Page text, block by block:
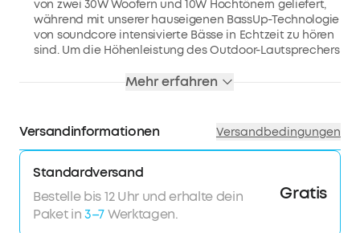
von zwei 30W Woofern und 10W Hochtönern geliefert,
während mit unserer hauseigenen BassUp-Technologie
von soundcore intensivierte Bässe in Echtzeit zu hören
sind. Um die Höhenleistung des Outdoor-Lautsprechers
einen rundum raumfüllenden Klang.
Motion Boom Plus Bluetooth-Lautsprechers überall hin
20 STUNDEN AKKULEISTUNG
Motion Boom Plus ist mit einer Akkukapazität von 13.400
mAh mit 20 Stunden Spielzeit ausgestattet, um dir das
häufige Aufladen zu ersparen und deine
Lieblingsmusik noch angenehmer zu gestalten.
Mehr erfahren
Versandinformationen Versandbedingungen
Standardversand
Bestelle bis 12 Uhr und erhalte dein
Paket in3–7Werktagen.
Gratis